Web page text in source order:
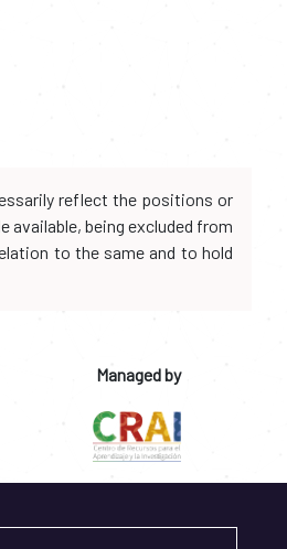
reflect the positions or
being excluded from
to the same and to hold
Managed by